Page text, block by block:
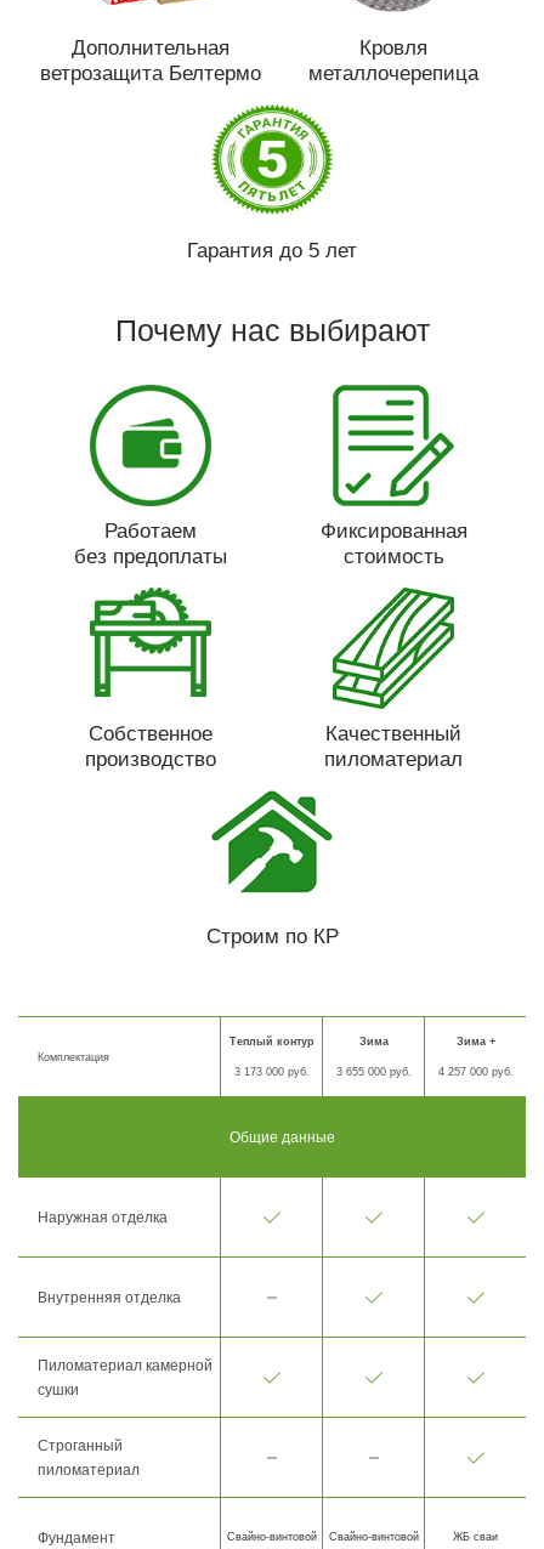
Дополнительная
ветрозащита Белтермо
Кровля
металлочерепица
Гарантия до 5 лет
Почему нас выбирают
Работаем
без предоплаты
Фиксированная
стоимость
Собственное
производство
Качественный
пиломатериал
Строим по КР
Комплектация
Теплый контур
3 173 000 руб.
Зима
3 655 000 руб.
Зима +
4 257 000 руб.
Общие данные
Наружная отделка
Внутренняя отделка
Пиломатериал камерной
сушки
Строганный
пиломатериал
Фундамент Свайно-винтовой Свайно-винтовой ЖБ сваи